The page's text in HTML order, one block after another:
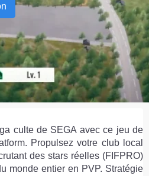
culte de SEGA avec ce jeu de
Propulsez votre club local
des stars réelles (FIFPRO)
monde entier en PVP. Stratégie